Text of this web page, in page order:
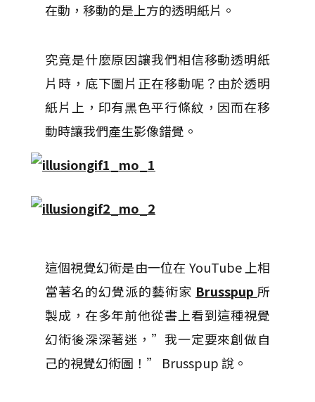
在動，移動的是上方的透明紙片。
究竟是什麼原因讓我們相信移動透明紙
片時，底下圖片正在移動呢？由於透明
紙片上，印有黑色平行條紋，因而在移
動時讓我們產生影像錯覺。
這個視覺幻術是由一位在 YouTube 上相
當著名的幻覺派的藝術家 Brusspup 所
製成，在多年前他從書上看到這種視覺
幻術後深深著迷，”我一定要來創做自
己的視覺幻術圖！” Brusspup 說。